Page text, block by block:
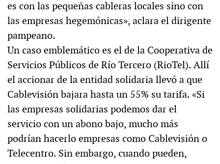
es con las pequeñas cableras locales sino con
las empresas hegemónicas», aclara el dirigente
pampeano.
Un caso emblemático es el de la Cooperativa de
Servicios Públicos de Río Tercero (RioTel). Allí
el accionar de la entidad solidaria llevó a que
Cablevisión bajara hasta un 55% su tarifa. «Si
las empresas solidarias podemos dar el
servicio con un abono bajo, mucho más
podrían hacerlo empresas como Cablevisión o
Telecentro. Sin embargo, cuando pueden,